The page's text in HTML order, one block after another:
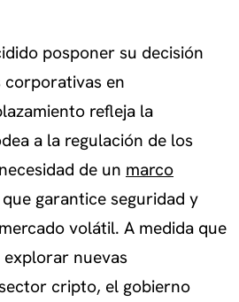
posponer su decisión
corporativas en
refleja la
a la regulación de los
de un marco
que garantice seguridad y
volátil. A medida que
explorar nuevas
cripto, el gobierno